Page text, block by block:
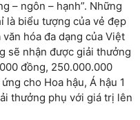
– ngôn – hạnh”. Những
là biểu tượng của vẻ đẹp
hóa đa dạng của Việt
sẽ nhận được giải thưởng
đồng, 250.000.000
cho Hoa hậu, Á hậu 1
thưởng phụ với giá trị lên